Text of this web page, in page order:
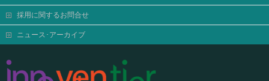
採用に関するお問合せ
ニュース･アーカイブ